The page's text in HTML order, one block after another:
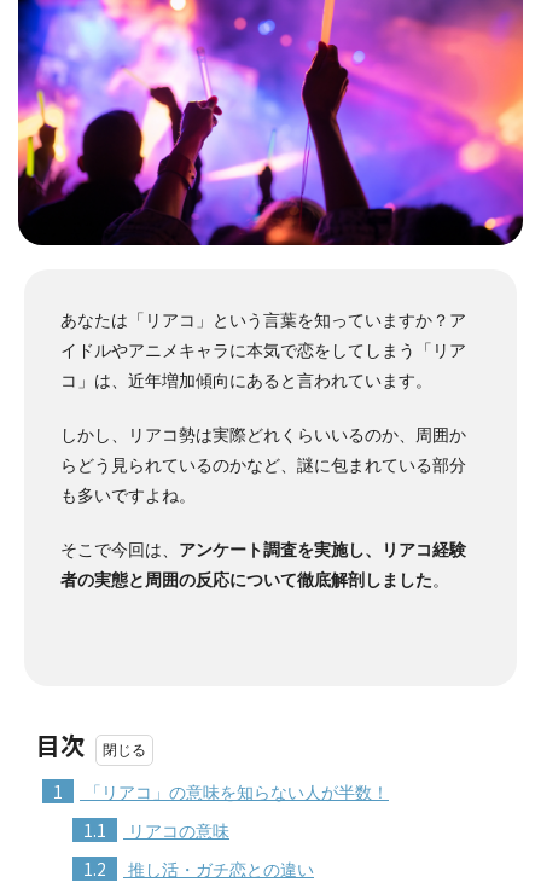
あなたは「リアコ」という言葉を知っていますか？ア
イドルやアニメキャラに本気で恋をしてしまう「リア
コ」は、近年増加傾向にあると言われています。
しかし、リアコ勢は実際どれくらいいるのか、周囲か
らどう見られているのかなど、謎に包まれている部分
も多いですよね。
そこで今回は、 アンケート調査を実施し、リアコ経験
者の実態と周囲の反応について徹底解剖しました。
目次
1 「リアコ」の意味を知らない人が半数！
1.1 リアコの意味
1.2 推し活・ガチ恋との違い